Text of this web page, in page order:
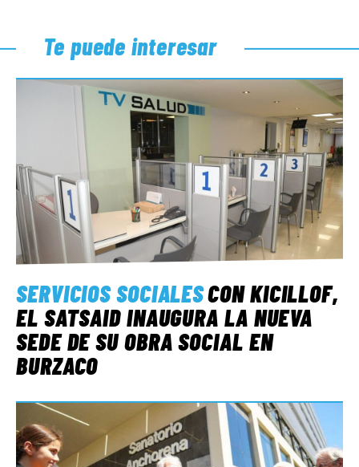
Te puede interesar
SERVICIOS SOCIALESCON KICILLOF,
EL SATSAID INAUGURA LA NUEVA
SEDE DE SU OBRA SOCIAL EN
BURZACO